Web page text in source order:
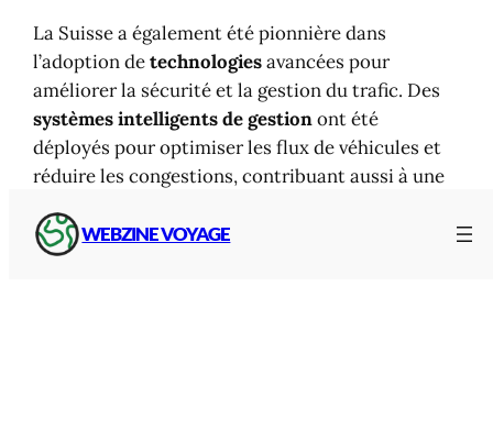
WEBZINE VOYAGE
La Suisse a également été pionnière dans
l’adoption detechnologiesavancées pour
améliorer la sécurité et la gestion du trafic. Des
systèmes intelligents de gestionont été
déployés pour optimiser les flux de véhicules et
réduire les congestions, contribuant aussi à une